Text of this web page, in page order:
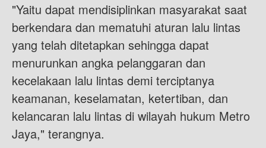
"Yaitu dapat mendisiplinkan masyarakat saat
berkendara dan mematuhi aturan lalu lintas
yang telah ditetapkan sehingga dapat
menurunkan angka pelanggaran dan
kecelakaan lalu lintas demi terciptanya
keamanan, keselamatan, ketertiban, dan
kelancaran lalu lintas di wilayah hukum Metro
Jaya," terangnya.